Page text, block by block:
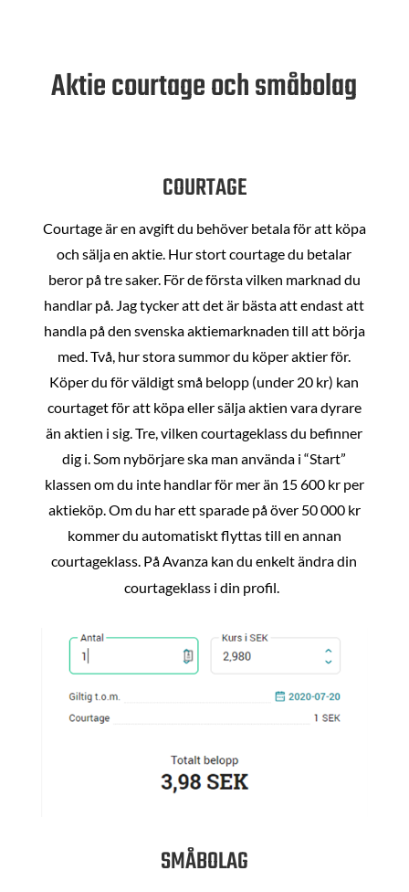
Aktie courtage och småbolag
COURTAGE
Courtage är en avgift du behöver betala för att köpa
och sälja en aktie. Hur stort courtage du betalar
beror på tre saker. För de första vilken marknad du
handlar på. Jag tycker att det är bästa att endast att
handla på den svenska aktiemarknaden till att börja
med. Två, hur stora summor du köper aktier för.
Köper du för väldigt små belopp (under 20 kr) kan
courtaget för att köpa eller sälja aktien vara dyrare
än aktien i sig. Tre, vilken courtageklass du befinner
dig i. Som nybörjare ska man använda i “Start”
klassen om du inte handlar för mer än 15 600 kr per
aktieköp. Om du har ett sparade på över 50 000 kr
kommer du automatiskt flyttas till en annan
courtageklass. På Avanza kan du enkelt ändra din
courtageklass i din profil.
SMÅBOLAG